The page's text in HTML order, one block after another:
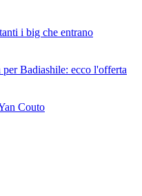
i big che entrano
Badiashile: ecco l'offerta
Couto